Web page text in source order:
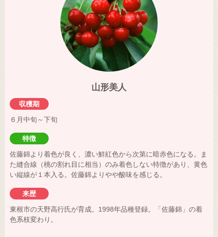
山形美人
収穫期
６月中旬～下旬
特徴
佐藤錦より着色が良く、濃い鮮紅色から次第に暗赤色になる。ま
た縫合線（桃の割れ目に相当）のみ着色しない特徴があり、黄色
い縦線が１本入る。佐藤錦よりやや酸味を感じる。
来歴
東根市の天野高行氏が育成。1998年品種登録。「佐藤錦」の着
色系枝変わり。